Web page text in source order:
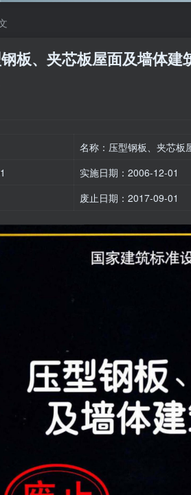
板、夹芯板屋面及墙体建
名称：压型钢板、夹芯板
实施日期：2006-12-01
废止日期：2017-09-01